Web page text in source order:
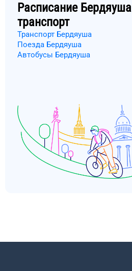
Расписание Бердяуша
транспорт
Транспорт Бердяуша
Поезда Бердяуша
Автобусы Бердяуша